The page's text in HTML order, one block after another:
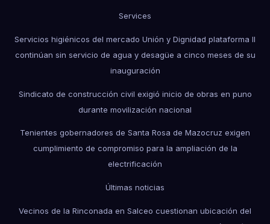
Services
Servicios higiénicos del mercado Unión y Dignidad plataforma II
continúan sin servicio de agua y desagüe a cinco meses de su
inauguración
Sindicato de construcción civil exigió inicio de obras en puno
durante movilización nacional
Tenientes gobernadores de Santa Rosa de Mazocruz exigen
cumplimiento de compromiso para la ampliación de la
electrificación
Últimas noticias
Vecinos de la Rinconada en Salceo cuestionan ubicación del